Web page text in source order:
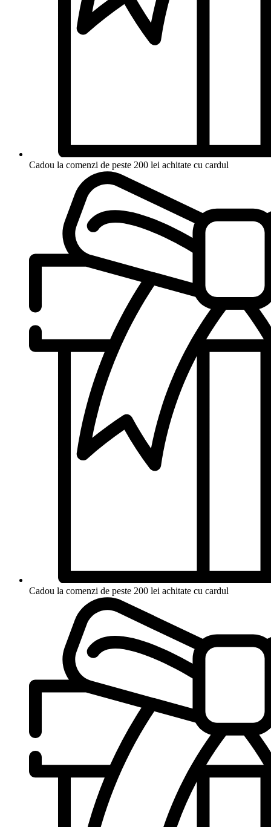
Cadou la comenzi de peste 200 lei achitate cu cardul
Cadou la comenzi de peste 200 lei achitate cu cardul